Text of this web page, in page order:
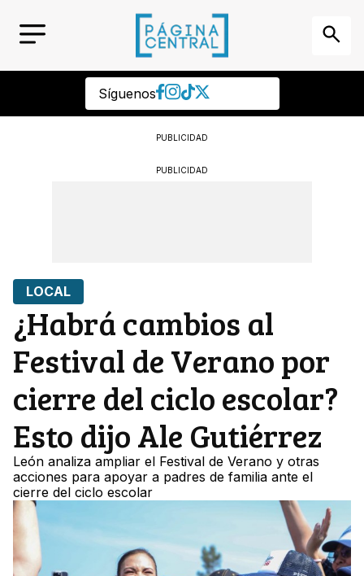
Síguenos
PUBLICIDAD
PUBLICIDAD
LOCAL
¿Habrá cambios al
Festival de Verano por
cierre del ciclo escolar?
Esto dijo Ale Gutiérrez
León analiza ampliar el Festival de Verano y otras
acciones para apoyar a padres de familia ante el
cierre del ciclo escolar